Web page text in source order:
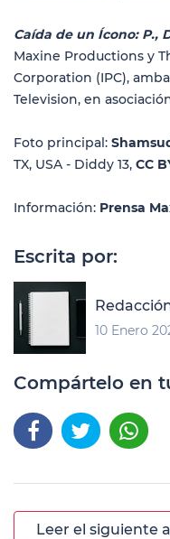
Caída de un Ícono: P.,
Maxine Productions y
Corporation (IPC),
Television, en
Foto principal:
TX, USA - Diddy 13, CC
Información: Prensa
Escrita por:
10 Enero
Compártelo en
Leer el siguiente